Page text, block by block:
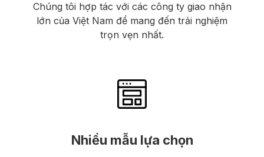
Chúng tôi hợp tác với các công ty giao nhận
lớn của Việt Nam để mang đến trải nghiệm
trọn vẹn nhất.
Nhiều mẫu lựa chọn